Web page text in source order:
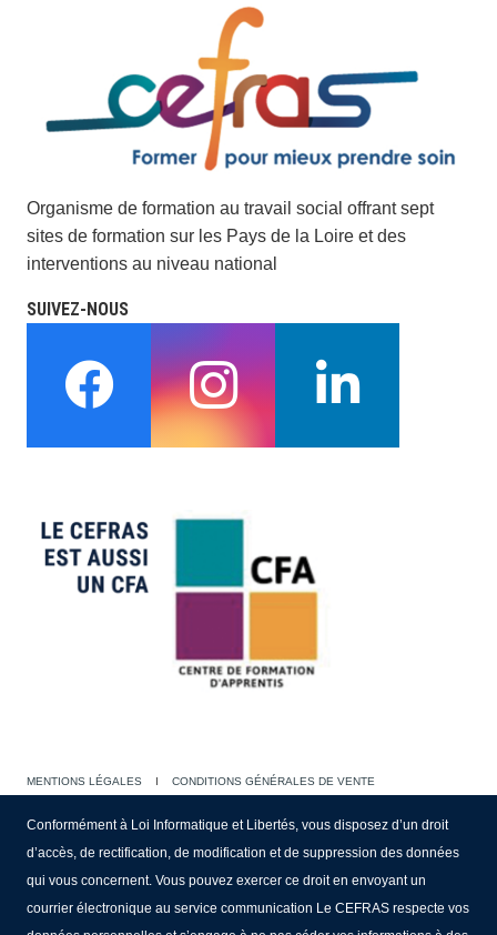
Organisme de formation au travail social offrant sept
sites de formation sur les Pays de la Loire et des
interventions au niveau national
SUIVEZ-NOUS
MENTIONS LÉGALES I CONDITIONS GÉNÉRALES DE VENTE
Conformément à Loi Informatique et Libertés, vous disposez d’un droit
d’accès, de rectification, de modification et de suppression des données
qui vous concernent. Vous pouvez exercer ce droit en envoyant un
courrier électronique au service communication Le CEFRAS respecte vos